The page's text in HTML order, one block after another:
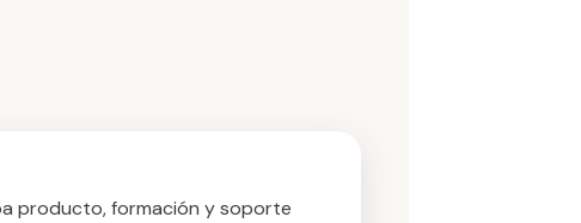
producto, formación y soporte